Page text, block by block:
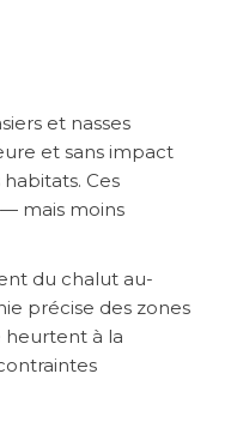
et nasses
et sans impact
Ces
mais moins
du chalut au-
précise des zones
heurtent à la